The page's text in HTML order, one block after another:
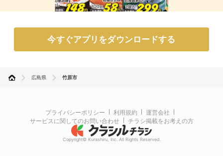
今すぐアプリをダウンロードする
広島県 竹原市
プライバシーポリシー 利用規約
運営会社
サービスに関してのお問い合わせ
チラシ掲載をお考えの方
Copyright© Kurashiru, Inc. All Rights Reserved.